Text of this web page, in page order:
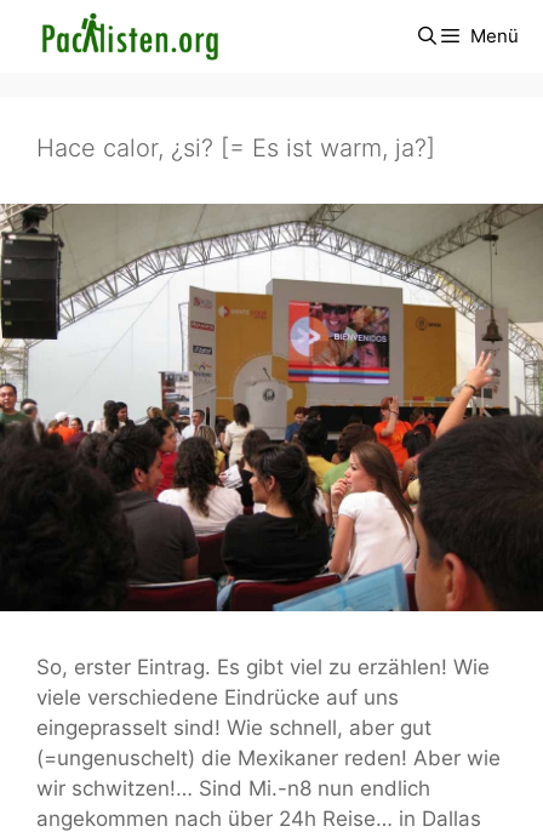
Inhalt
Menü
Hace calor, ¿si? [= Es ist warm, ja?]
So, erster Eintrag. Es gibt viel zu erzählen! Wie
viele verschiedene Eindrücke auf uns
eingeprasselt sind! Wie schnell, aber gut
(=ungenuschelt) die Mexikaner reden! Aber wie
wir schwitzen!… Sind Mi.-n8 nun endlich
angekommen nach über 24h Reise… in Dallas